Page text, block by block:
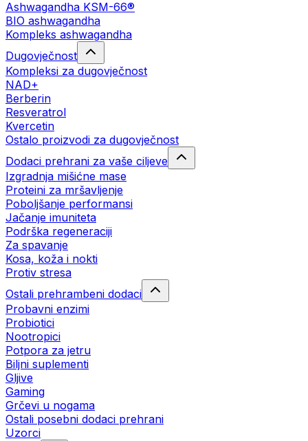
Ashwagandha KSM-66®
BIO ashwagandha
Kompleks ashwagandha
Dugovječnost
Kompleksi za dugovječnost
NAD+
Berberin
Resveratrol
Kvercetin
Ostalo proizvodi za dugovječnost
Dodaci prehrani za vaše ciljeve
Izgradnja mišićne mase
Proteini za mršavljenje
Poboljšanje performansi
Jačanje imuniteta
Podrška regeneraciji
Za spavanje
Kosa, koža i nokti
Protiv stresa
Ostali prehrambeni dodaci
Probavni enzimi
Probiotici
Nootropici
Potpora za jetru
Biljni suplementi
Gljive
Gaming
Grčevi u nogama
Ostali posebni dodaci prehrani
Uzorci